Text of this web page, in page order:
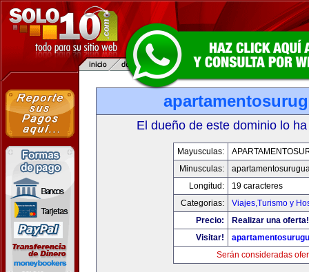
El dueño de este dominio lo
Mayusculas:
Minusculas:
Longitud:
19 caracteres
Categorias:
Viajes,Turismo y
Precio:
Realizar una oferta!
Visitar!
Serán consideradas